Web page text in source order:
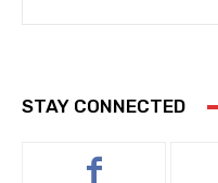
STAY CONNECTED